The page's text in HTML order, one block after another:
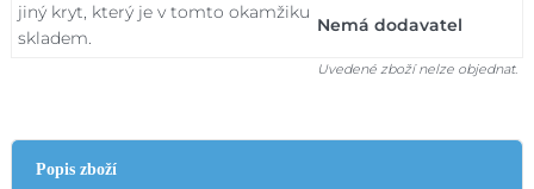
jiný kryt, který je v tomto okamžiku
skladem.
Nemá dodavatel
Uvedené zboží nelze objednat.
Popis zboží